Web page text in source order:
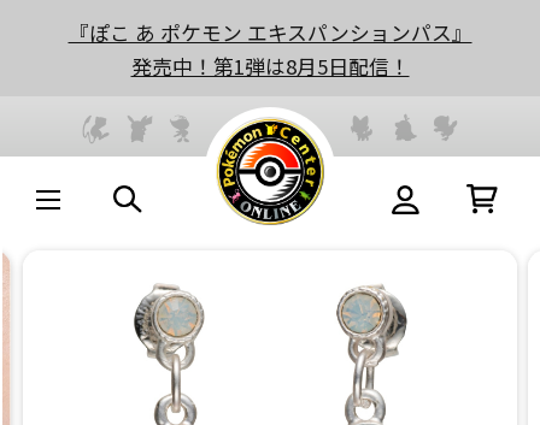
『ぽこ あ ポケモン エキスパンションパス』
発売中！第1弾は8月5日配信！